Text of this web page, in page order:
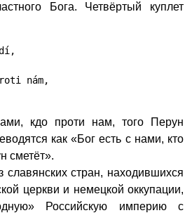
Бога. Четвёртый куплет
nám,
кдо проти нам, того Перун
как «Бог есть с нами, кто
сметёт».
славянских стран, находившихся
церкви и немецкой оккупации,
Российскую империю с